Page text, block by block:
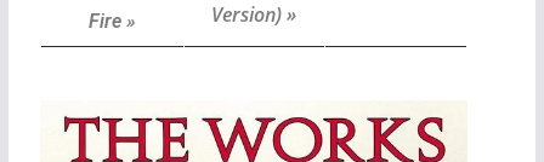
Fire »
Version) »